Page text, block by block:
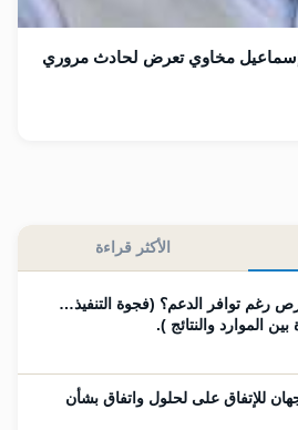
إسماعيل مخاوي تعرض لحادث مروري
الأكثر قراءة
رغم توافر الدعم؟ (فجوة التنفيذ…
بين الموارد والنتائج ).
للإتفاق على لحلول واتفاق بشأن